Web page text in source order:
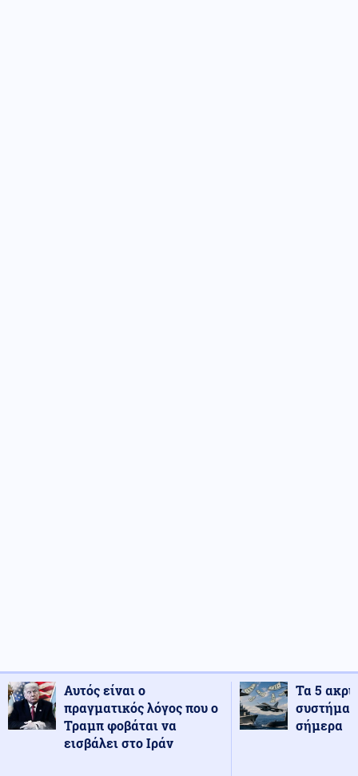
Αυτός είναι ο
πραγματικός λόγος που ο
Τραμπ φοβάται να
εισβάλει στο Ιράν
Τα 5
σήμερα